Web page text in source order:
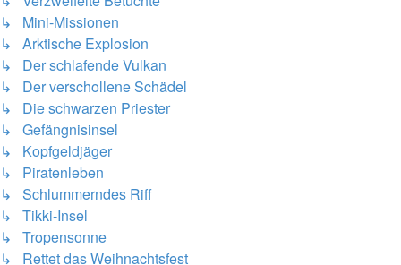
↳ Mini-Missionen
↳ Arktische Explosion
↳ Der schlafende Vulkan
↳ Der verschollene Schädel
↳ Die schwarzen Priester
↳ Gefängnisinsel
↳ Kopfgeldjäger
↳ Piratenleben
↳ Schlummerndes Riff
↳ Tikki-Insel
↳ Tropensonne
↳ Rettet das Weihnachtsfest